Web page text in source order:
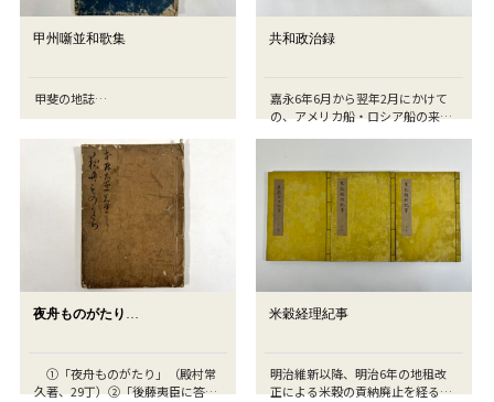
甲州噺並和歌集
甲斐の地誌…
共和政治録
嘉永6年6月から翌年2月にかけて
の、アメリカ船・ロシア船の来航
夜舟ものがたり …
①「夜舟ものがたり」（殿村常
久著、29丁）②「後藤夷臣に答ふ
米穀経理紀事
明治維新以降、明治6年の地租改
正による米穀の貢納廃止を経る、